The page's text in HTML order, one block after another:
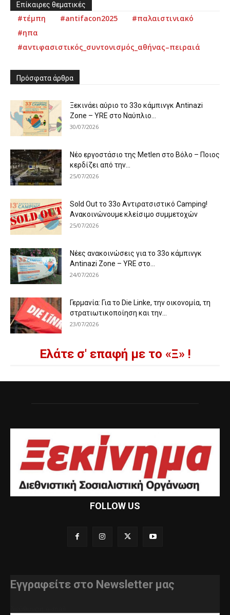
Επίκαιρες θεματικές
#τέμπη #antifacon2025
#παλαιστινιακό
#ηπα
#αντιφασιστικός_συντονισμός_αθήνας–πειραιά
Πρόσφατα άρθρα
Ξεκινάει αύριο το 33ο κάμπινγκ Antinazi
Zone – YRE στο Ναύπλιο...
30/07/2026
Νέο εργοστάσιο της Metlen στο Βόλο – Ποιος
κερδίζει από την...
25/07/2026
Sold Out το 33ο Αντιρατσιστικό Camping!
Ανακοινώνουμε κλείσιμο συμμετοχών
25/07/2026
Νέες ανακοινώσεις για το 33ο κάμπινγκ
Antinazi Zone – YRE στο...
24/07/2026
Γερμανία: Για το Die Linke, την οικονομία, τη
στρατιωτικοποίηση και την...
23/07/2026
Ελάτε σ' επαφή με το «Ξ» !
FOLLOW US
Εγγραφείτε στο Newsletter μας